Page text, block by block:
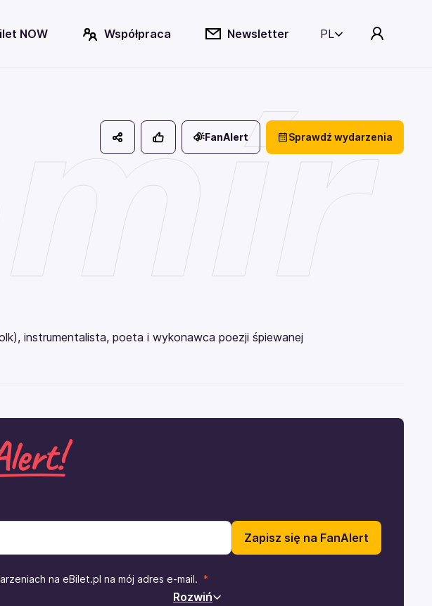
NOW Współpraca Newsletter PL
FanAlert Sprawdź wydarzenia
instrumentalista, poeta i wykonawca poezji śpiewanej
Zapisz się na FanAlert
na eBilet.pl na mój adres e-mail.
Rozwiń